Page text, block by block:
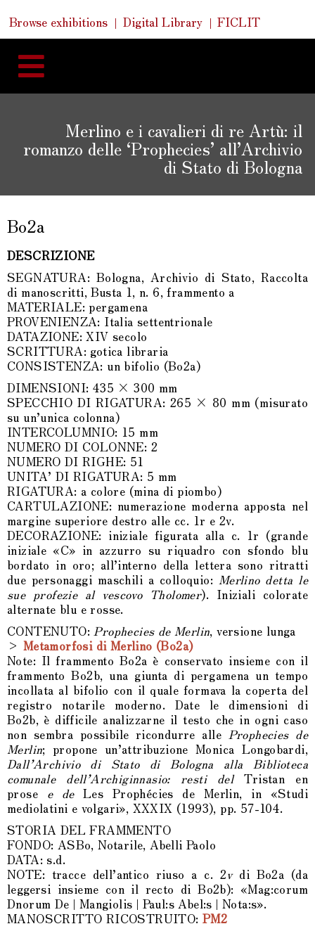
navigation
Quick
Links
Browse exhibitions Digital Library FICLIT
Merlino e i cavalieri di re Artù: il
romanzo delle ‘Prophecies’ all’Archivio
di Stato di Bologna
Bo2a
DESCRIZIONE
SEGNATURA: Bologna, Archivio di Stato, Raccolta
di manoscritti, Busta 1, n. 6, frammento a
MATERIALE: pergamena
PROVENIENZA: Italia settentrionale
DATAZIONE: XIV secolo
SCRITTURA: gotica libraria
CONSISTENZA: un bifolio (Bo2a)
DIMENSIONI: 435 × 300 mm
SPECCHIO DI RIGATURA: 265 × 80 mm (misurato
su un’unica colonna)
INTERCOLUMNIO: 15 mm
NUMERO DI COLONNE: 2
NUMERO DI RIGHE: 51
UNITA’ DI RIGATURA: 5 mm
RIGATURA: a colore (mina di piombo)
CARTULAZIONE: numerazione moderna apposta nel
margine superiore destro alle cc. 1r e 2v.
DECORAZIONE: iniziale figurata alla c. 1r (grande
iniziale «C» in azzurro su riquadro con sfondo blu
bordato in oro; all’interno della lettera sono ritratti
due personaggi maschili a colloquio: Merlino detta le
sue profezie al vescovo Tholomer). Iniziali colorate
alternate blu e rosse.
CONTENUTO:Prophecies de Merlin, versione lunga
> Metamorfosi di Merlino (Bo2a)
Note: Il frammento Bo2a è conservato insieme con il
frammento Bo2b, una giunta di pergamena un tempo
incollata al bifolio con il quale formava la coperta del
registro notarile moderno. Date le dimensioni di
Bo2b, è difficile analizzarne il testo che in ogni caso
non sembra possibile ricondurre alle Prophecies de
Merlin; propone un’attribuzione Monica Longobardi,
Dall’Archivio di Stato di Bologna alla Biblioteca
comunale dell’Archiginnasio: resti delTristan en
prose e deLes Prophécies de Merlin, in «Studi
mediolatini e volgari», XXXIX (1993), pp. 57-104.
STORIA DEL FRAMMENTO
FONDO: ASBo, Notarile, Abelli Paolo
DATA: s.d.
NOTE: tracce dell’antico riuso a c. 2vdi Bo2a (da
leggersi insieme con il recto di Bo2b): «Mag:corum
Dnorum De | Mangiolis | Paul:s Abel:s | Nota:s».
MANOSCRITTO RICOSTRUITO: PM2